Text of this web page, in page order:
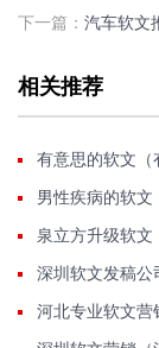
下一篇： 汽车软文
相关推荐
有意思的软文（
男性疾病的软文
泉立方升级软文
深圳软文发稿公
河北专业软文营